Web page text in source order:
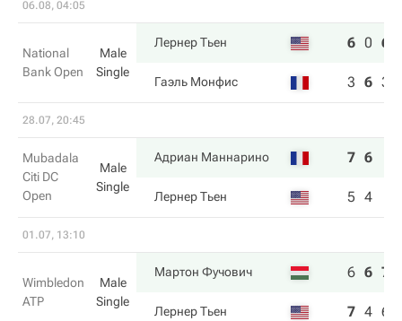
06.08, 04:05
National
Bank Open
Male
Single
Лернер Тьен 6 0 6
Гаэль Монфис 3 6 3
28.07, 20:45
Mubadala
Citi DC
Open
Male
Single
Адриан Маннарино 7 6
Лернер Тьен 5 4
01.07, 13:10
Wimbledon
ATP
Male
Single
Мартон Фучович 6 6 7
Лернер Тьен 7 4 6